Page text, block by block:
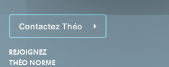
Contactez Théo
REJOIGNEZ
THÉO NORME